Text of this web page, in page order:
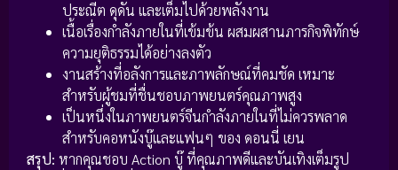
ประณีต ดุดัน และเต็มไปด้วยพลังงาน
เนื้อเรื่องกำลังภายในที่เข้มข้น ผสมผสานภารกิจพิทักษ์
ความยุติธรรมได้อย่างลงตัว
งานสร้างที่อลังการและภาพลักษณ์ที่คมชัด เหมาะ
สำหรับผู้ชมที่ชื่นชอบภาพยนตร์คุณภาพสูง
เป็นหนึ่งในภาพยนตร์จีนกำลังภายในที่ไม่ควรพลาด
สำหรับคอหนังบู๊และแฟนๆ ของ ดอนนี่ เยน
สรุป: หากคุณชอบ Action บู๊ ที่คุณภาพดีและบันเทิงเต็มรูป